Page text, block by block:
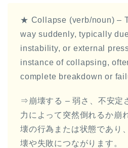
ー
ヤ
ー
★ Collapse (verb/noun) –
way suddenly, typically
instability, or external
instance of collapsing,
complete breakdown or
⇒崩壊する – 弱さ、不安定
力によって突然倒れるか崩
壊の行為または状態であり
壊や失敗につながります。